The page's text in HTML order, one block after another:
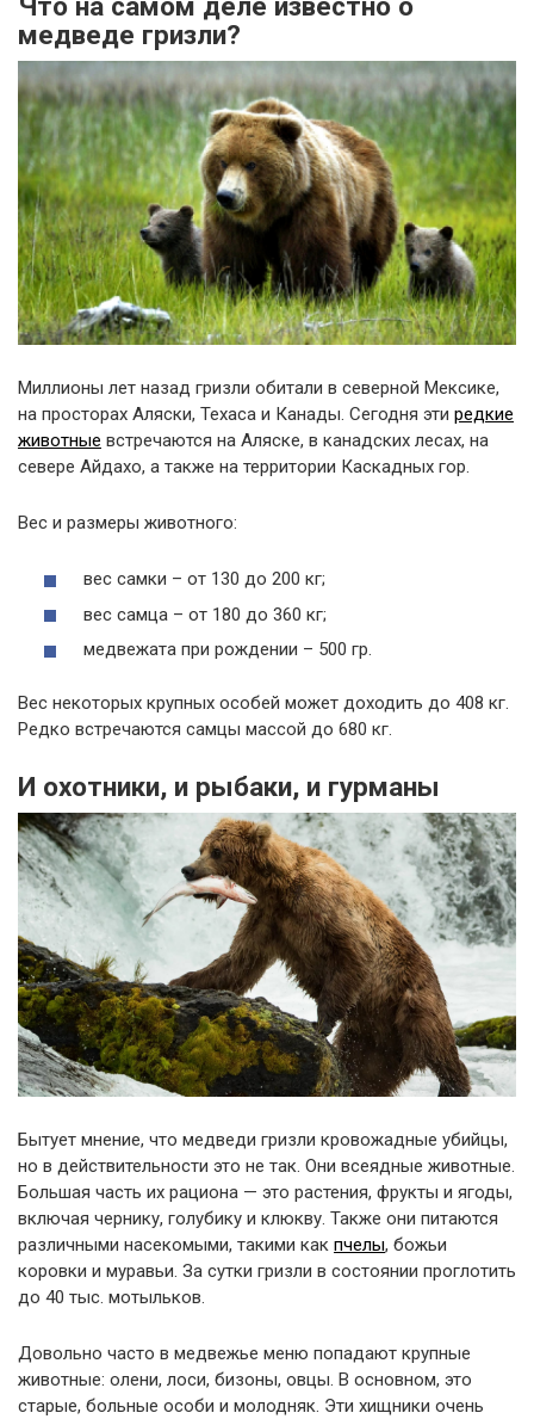
медведе гризли?
Миллионы лет назад гризли обитали в северной Мексике,
на просторах Аляски, Техаса и Канады. Сегодня эти редкие
животные встречаются на Аляске, в канадских лесах, на
севере Айдахо, а также на территории Каскадных гор.
Вес и размеры животного:
вес самки – от 130 до 200 кг;
вес самца – от 180 до 360 кг;
медвежата при рождении – 500 гр.
Вес некоторых крупных особей может доходить до 408 кг.
Редко встречаются самцы массой до 680 кг.
И охотники, и рыбаки, и гурманы
Бытует мнение, что медведи гризли кровожадные убийцы,
но в действительности это не так. Они всеядные животные.
Большая часть их рациона — это растения, фрукты и ягоды,
включая чернику, голубику и клюкву. Также они питаются
различными насекомыми, такими как пчелы, божьи
коровки и муравьи. За сутки гризли в состоянии проглотить
до 40 тыс. мотыльков.
Довольно часто в медвежье меню попадают крупные
животные: олени, лоси, бизоны, овцы. В основном, это
старые, больные особи и молодняк. Эти хищники очень